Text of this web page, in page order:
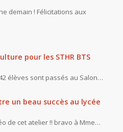
demain ! Félicitations aux
pour les STHR BTS
élèves sont passés au Salon…
un beau succès au lycée
de cet atelier !! bravo à Mme…